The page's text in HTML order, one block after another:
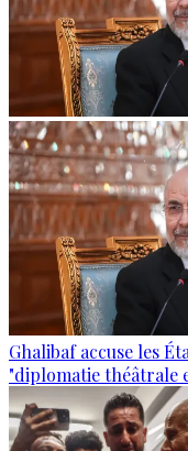
Ghalibaf accuse les
"diplomatie théâtrale